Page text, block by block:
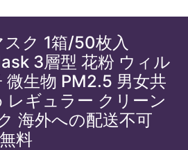
ク 1箱/50枚入
3層型 花粉 ウィル
微生物 PM2.5 男女共
レギュラー クリーン
海外への配送不可
料